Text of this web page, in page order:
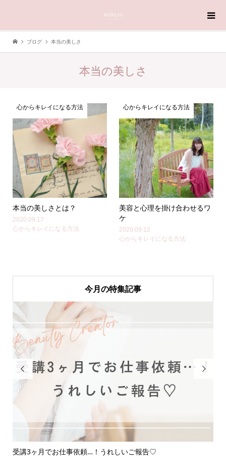
ブログ 本当の美しさ
本当の美しさ
心からキレイになる方法
本当の美しさとは？
2020.09.17
心からキレイになる方法
心からキレイになる方法
美容と心理を掛け合わせるワ
ケ
2020.09.12
心からキレイになる方法
今月の特集記事

受講3ヶ月でお仕事依頼…！うれしいご報告♡
